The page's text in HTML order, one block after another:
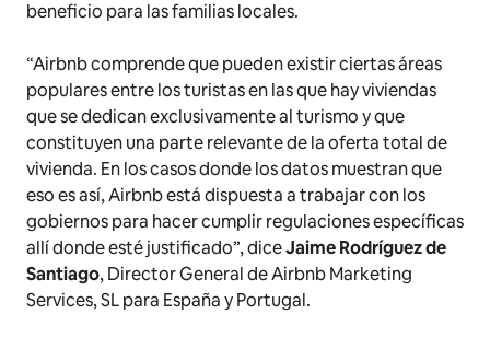
beneficio para las familias locales.
“Airbnb comprende que pueden existir ciertas áreas
populares entre los turistas en las que hay viviendas
que se dedican exclusivamente al turismo y que
constituyen una parte relevante de la oferta total de
vivienda. En los casos donde los datos muestran que
eso es así, Airbnb está dispuesta a trabajar con los
gobiernos para hacer cumplir regulaciones específicas
allí donde esté justificado”, diceJaime Rodríguez de
Santiago, Director General de Airbnb Marketing
Services, SL para España y Portugal.